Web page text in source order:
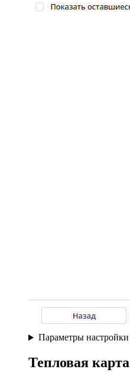
Параметры настройки
Тепловая карта